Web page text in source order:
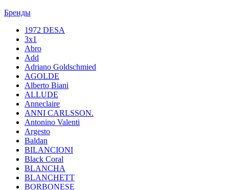
Бренды
1972 DESA
3x1
Abro
Add
Adriano Goldschmied
AGOLDE
Alberto Biani
ALLUDE
Anneclaire
ANNI CARLSSON.
Antonino Valenti
Argesto
Baldan
BILANCIONI
Black Coral
BLANCHA
BLANCHETT
BORBONESE